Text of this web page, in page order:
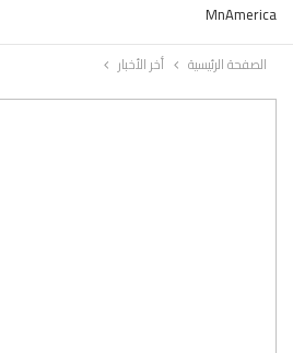
MnAmerica
الصفحة الرئيسية أخر الأخبار